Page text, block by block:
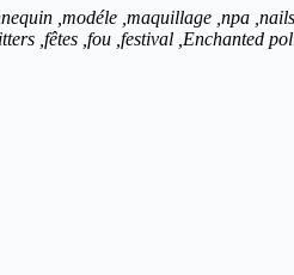
,modéle ,maquillage ,npa
,fêtes ,fou ,festival ,Enchanted